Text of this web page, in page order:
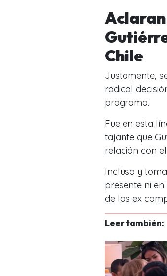
Chile
Justamente,
radical
programa.
Fue en esta
tajante que
relación con
Incluso y
presente ni
de los ex
Leer también: